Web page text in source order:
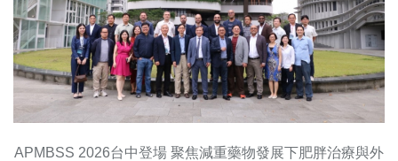
APMBSS 2026台中登場 聚焦減重藥物發展下肥胖治療與外